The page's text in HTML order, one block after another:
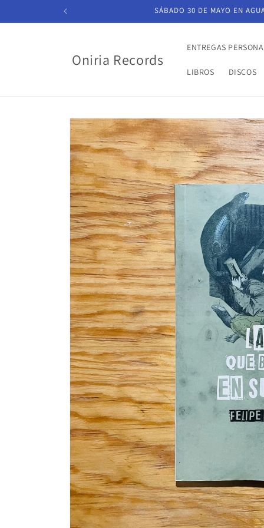
al contenido
SÁBADO 30 DE MAYO EN
Oniria Records
ENTREGAS
LIBROS DISCOS
directamente
a la
información
del producto